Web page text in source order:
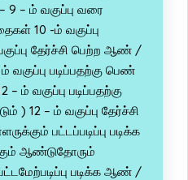
9 – ம் வகுப்பு வரை
10 -ம் வகுப்பு
தேர்ச்சி பெற்ற ஆண் /
வகுப்பு படிப்பதற்கு பெண்
ம் வகுப்பு படிப்பதற்கு
) 12 – ம் வகுப்பு தேர்ச்சி
பட்டப்படிப்பு படிக்க
ஆண்டுதோரும்
படிக்க ஆண் /